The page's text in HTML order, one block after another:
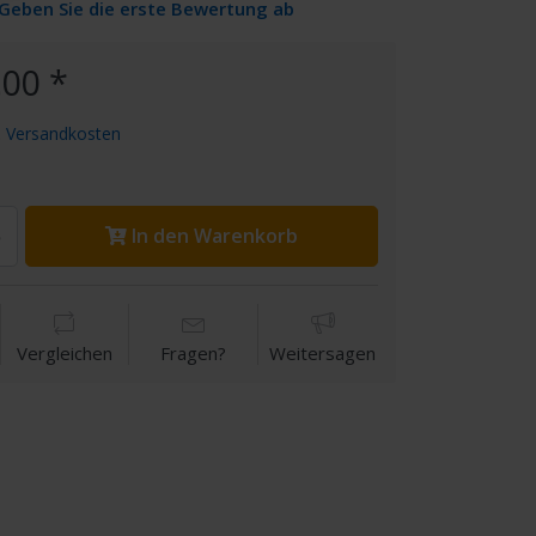
Geben Sie die erste Bewertung ab
*
Versandkosten
In den Warenkorb
Vergleichen Fragen? Weitersagen